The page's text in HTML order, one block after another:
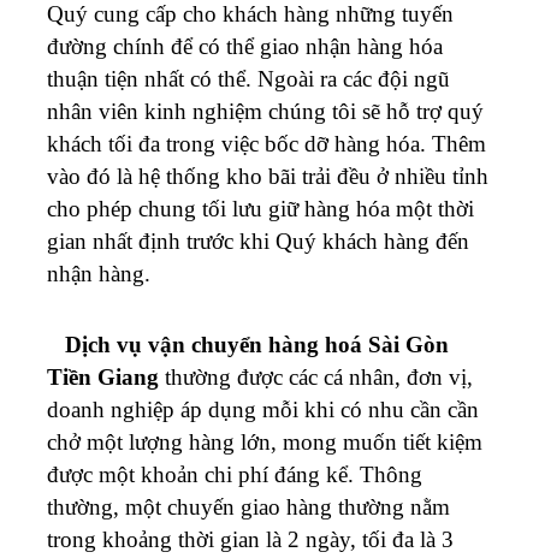
Quý cung cấp cho khách hàng những tuyến
đường chính để có thể giao nhận hàng hóa
thuận tiện nhất có thể. Ngoài ra các đội ngũ
nhân viên kinh nghiệm chúng tôi sẽ hỗ trợ quý
khách tối đa trong việc bốc dỡ hàng hóa. Thêm
vào đó là hệ thống kho bãi trải đều ở nhiều tỉnh
cho phép chung tối lưu giữ hàng hóa một thời
gian nhất định trước khi Quý khách hàng đến
nhận hàng.
Dịch vụ vận chuyển hàng hoá Sài Gòn
Tiền Giang thường được các cá nhân, đơn vị,
doanh nghiệp áp dụng mỗi khi có nhu cần cần
chở một lượng hàng lớn, mong muốn tiết kiệm
được một khoản chi phí đáng kể. Thông
thường, một chuyến giao hàng thường nằm
trong khoảng thời gian là 2 ngày, tối đa là 3